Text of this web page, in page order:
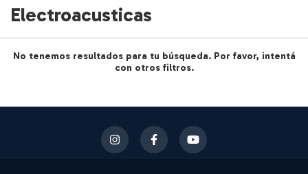
Electroacusticas
No tenemos resultados para tu búsqueda. Por favor, intentá
con otros filtros.